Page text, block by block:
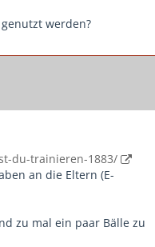
werden?
du-trainieren-1883/
an die Eltern (E-
zu mal ein paar Bälle zu